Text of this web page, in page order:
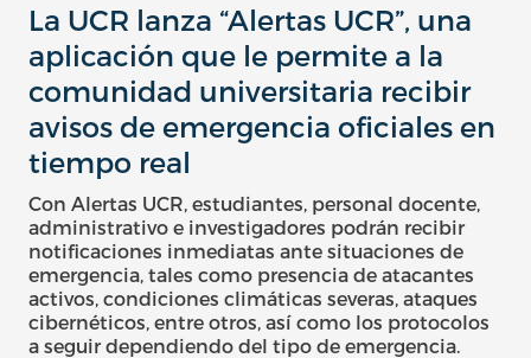
La UCR lanza “Alertas UCR”, una
aplicación que le permite a la
comunidad universitaria recibir
avisos de emergencia oficiales en
tiempo real
Con Alertas UCR, estudiantes, personal docente,
administrativo e investigadores podrán recibir
notificaciones inmediatas ante situaciones de
emergencia, tales como presencia de atacantes
activos, condiciones climáticas severas, ataques
cibernéticos, entre otros, así como los protocolos
a seguir dependiendo del tipo de emergencia.